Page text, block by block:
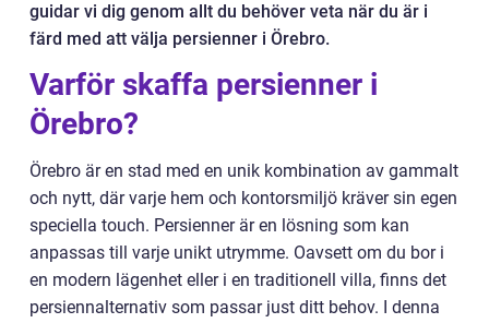
guidar vi dig genom allt du behöver veta när du är i
färd med att välja persienner i Örebro.
Varför skaffa persienner i
Örebro?
Örebro är en stad med en unik kombination av gammalt
och nytt, där varje hem och kontorsmiljö kräver sin egen
speciella touch. Persienner är en lösning som kan
anpassas till varje unikt utrymme. Oavsett om du bor i
en modern lägenhet eller i en traditionell villa, finns det
persiennalternativ som passar just ditt behov. I denna